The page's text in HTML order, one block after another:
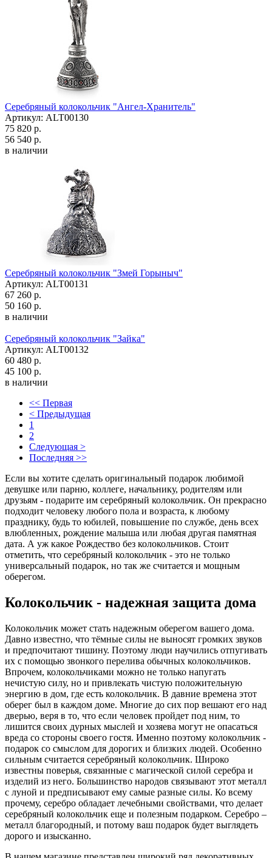
Серебряный колокольчик "Ангел-Хранитель"
Артикул: ALT00130
75 820 р.
56 540 р.
в наличии
Серебряный колокольчик "Змей Горыныч"
Артикул: ALT00131
67 260 р.
50 160 р.
в наличии
Серебряный колокольчик "Зайка"
Артикул: ALT00132
60 480 р.
45 100 р.
в наличии
<< Первая
< Предыдущая
1
2
Следующая >
Последняя >>
Если вы хотите сделать оригинальный подарок любимой
девушке или парню, коллеге, начальнику, родителям или
друзьям - подарите им серебряный колокольчик. Он прекрасно
подходит человеку любого пола и возраста, к любому
празднику, будь то юбилей, повышение по службе, день всех
влюбленных, рождение малыша или любая другая памятная
дата. А уж какое Рождество без колокольчиков. Стоит
отметить, что серебряный колокольчик - это не только
универсальный подарок, но так же считается и мощным
оберегом.
Колокольчик - надежная защита дома
Колокольчик может стать надежным оберегом вашего дома.
Давно известно, что тёмные силы не выносят громких звуков
и предпочитают тишину. Поэтому люди научились отпугивать
их с помощью звонкого перелива обычных колокольчиков.
Впрочем, колокольчиками можно не только напугать
нечистую силу, но и привлекать чистую положительную
энергию в дом, где есть колокольчик. В давние времена этот
оберег был в каждом доме. Многие до сих пор вешают его над
дверью, веря в то, что если человек пройдет под ним, то
лишится своих дурных мыслей и хозяева могут не опасаться
вреда со стороны своего гостя. Именно поэтому колокольчик -
подарок со смыслом для дорогих и близких людей. Особенно
сильным считается серебряный колокольчик. Широко
известны поверья, связанные с магической силой серебра и
изделий из него. Большинство народов связывают этот металл
с луной и предписывают ему самые разные силы. Ко всему
прочему, серебро обладает лечебными свойствами, что делает
серебряный колокольчик еще и полезным подарком. Серебро –
металл благородный, и потому ваш подарок будет выглядеть
дорого и изысканно.